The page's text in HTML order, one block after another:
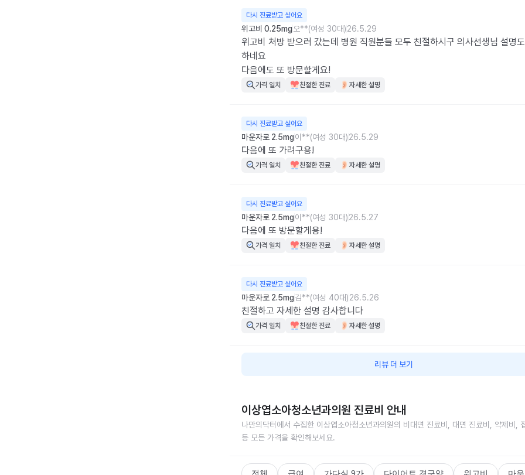
다시 진료받고 싶어요
위고비 0.25mg오**(여성 30대)26.5.29
위고비 처방 받으러 갔는데 병원 직원분들 모두 친절하시구 의사선생님 설명
하네요
다음에도 또 방문할게요!
가격 일치 친절한 진료 자세한 설명
다시 진료받고 싶어요
마운자로 2.5mg이**(여성 30대)26.5.29
다음에 또 가려구용!
가격 일치 친절한 진료 자세한 설명
다시 진료받고 싶어요
마운자로 2.5mg이**(여성 30대)26.5.27
다음에 또 방문할게용!
가격 일치 친절한 진료 자세한 설명
다시 진료받고 싶어요
마운자로 2.5mg김**(여성 40대)26.5.26
친절하고 자세한 설명 감사합니다
가격 일치 친절한 진료 자세한 설명
리뷰 더 보기
이상엽소아청소년과의원 진료비 안내
나만의닥터에서 수집한 이상엽소아청소년과의원의 비대면 진료비, 대면 진료비, 약제비,
등 모든 가격을 확인해보세요.